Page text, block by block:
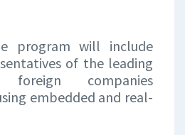
program will include
of the leading
companies
embedded and real-